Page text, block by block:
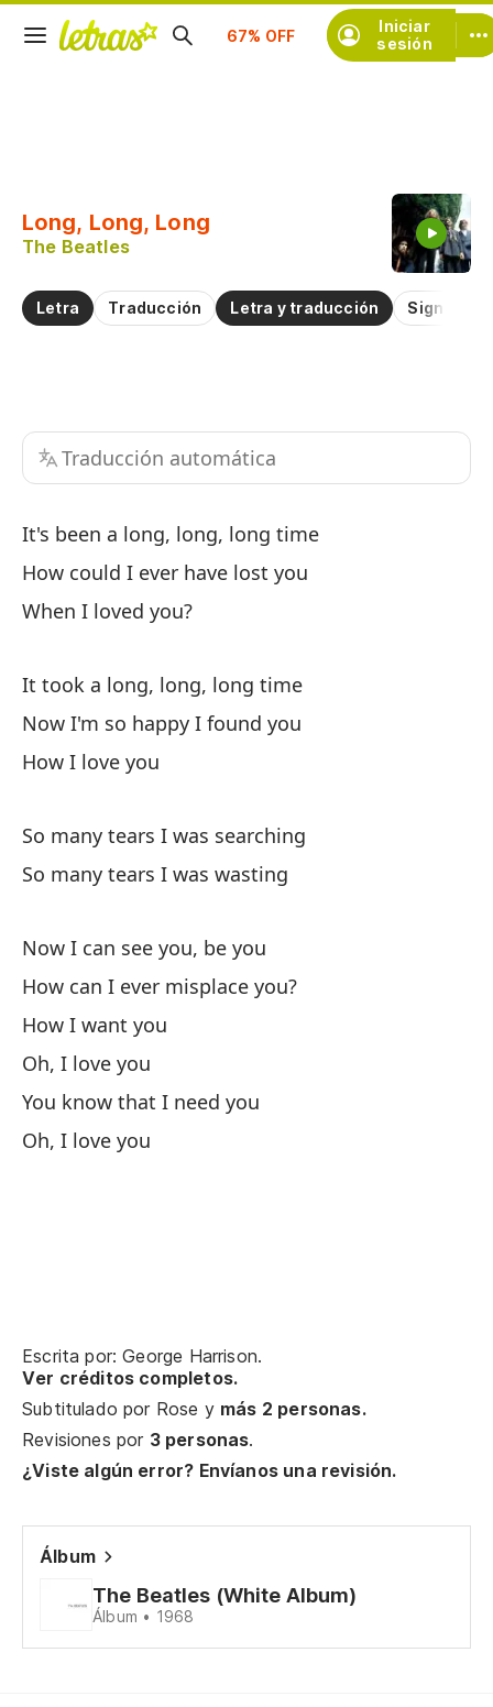
Iniciar
sesión
Suscríbete
Long, Long, Long
The Beatles
Letra Traducción Letra y traducción
Traducción automática
It's been a long, long, long time
How could I ever have lost you
When I loved you?
It took a long, long, long time
Now I'm so happy I found you
How I love you
So many tears I was searching
So many tears I was wasting
Now I can see you, be you
How can I ever misplace you?
How I want you
Oh, I love you
You know that I need you
Oh, I love you
Escrita por: George Harrison.
Ver créditos completos.
Subtitulado por Rose y más 2 personas.
Revisiones por 3 personas.
¿Viste algún error? Envíanos una revisión.
Álbum
The Beatles (White Album)
Álbum • 1968
Practicar la pronunciación de